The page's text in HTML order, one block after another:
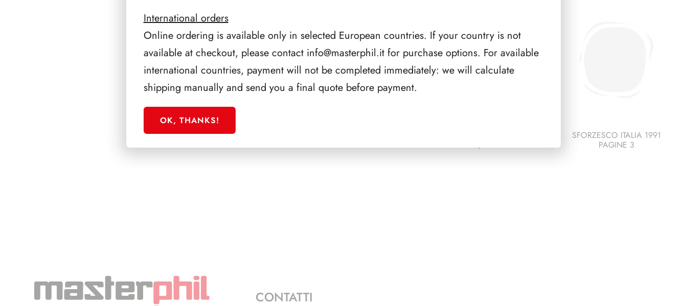
SFORZESCO ITALIA 1986
PAGINE 4
PAGINE 5
1948/1955
SFORZESCO ITALIA 1991
PAGINE 3
CONTATTI
International orders
Online ordering is available only in selected European countries. If your country is not
available at checkout, please contact info@masterphil.itfor purchase options. For available
international countries, payment will not be completed immediately: we will calculate
shipping manually and send you a final quote before payment.
OK, THANKS!